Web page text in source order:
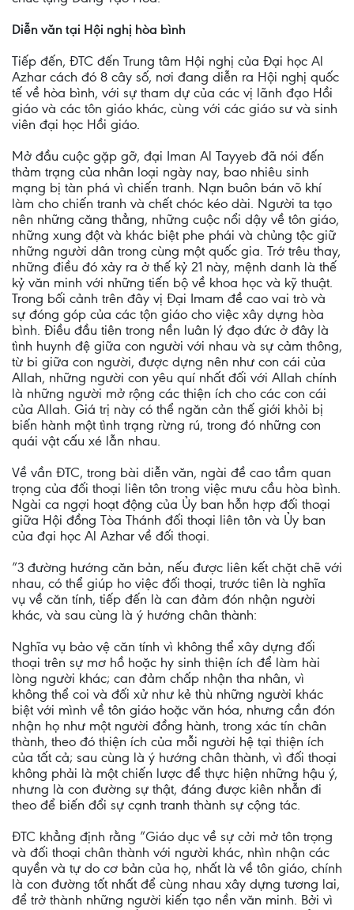
Diễn văn tại Hội nghị hòa bình
Tiếp đến, ĐTC đến Trung tâm Hội nghị của Đại học Al
Azhar cách đó 8 cây số, nơi đang diễn ra Hội nghị quốc
tế về hòa bình, với sự tham dự của các vị lãnh đạo Hồi
giáo và các tôn giáo khác, cùng với các giáo sư và sinh
viên đại học Hồi giáo.
Mở đầu cuộc gặp gỡ, đại Iman Al Tayyeb đã nói đến
thảm trạng của nhân loại ngày nay, bao nhiêu sinh
mạng bị tàn phá vì chiến tranh. Nạn buôn bán võ khí
làm cho chiến tranh và chết chóc kéo dài. Người ta tạo
nên những căng thẳng, những cuộc nổi dậy về tôn giáo,
những xung đột và khác biệt phe phái và chủng tộc giữ
những người dân trong cùng một quốc gia. Trớ trêu thay,
những điều đó xảy ra ở thế kỷ 21 này, mệnh danh là thế
kỷ văn minh với những tiến bộ về khoa học và kỹ thuật.
Trong bối cảnh trên đây vị Đại Imam đề cao vai trò và
sự đóng góp của các tộn giáo cho việc xây dựng hòa
bình. Điều đầu tiên trong nền luân lý đạo đức ở đây là
tình huynh đệ giữa con người với nhau và sự cảm thông,
từ bi giữa con người, được dựng nên như con cái của
Allah, những người con yêu quí nhất đối với Allah chính
là những người mở rộng các thiện ích cho các con cái
của Allah. Giá trị này có thể ngăn cản thế giới khỏi bị
biến hành một tình trạng rừng rú, trong đó những con
quái vật cấu xé lẫn nhau.
Về vần ĐTC, trong bài diễn văn, ngài đề cao tầm quan
trọng của đối thoại liên tôn trong việc mưu cầu hòa bình.
Ngài ca ngợi hoạt động của Ủy ban hỗn hợp đối thoại
giữa Hội đồng Tòa Thánh đối thoại liên tôn và Ủy ban
của đại học Al Azhar về đối thoại.
”3 đường hướng căn bản, nếu được liên kết chặt chẽ với
nhau, có thể giúp ho việc đối thoại, trước tiên là nghĩa
vụ về căn tính, tiếp đến là can đảm đón nhận người
khác, và sau cùng là ý hướng chân thành:
Nghĩa vụ bảo vệ căn tính vì không thể xây dựng đối
thoại trên sự mơ hồ hoặc hy sinh thiện ích để làm hài
lòng người khác; can đảm chấp nhận tha nhân, vì
không thể coi và đối xử như kẻ thù những người khác
biệt với mình về tôn giáo hoặc văn hóa, nhưng cần đón
nhận họ như một người đồng hành, trong xác tín chân
thành, theo đó thiện ích của mỗi người hệ tại thiện ích
của tất cả; sau cùng là ý hướng chân thành, vì đối thoại
không phải là một chiến lược để thực hiện những hậu ý,
nhưng là con đường sự thật, đáng được kiên nhẫn đi
theo để biến đổi sự cạnh tranh thành sự cộng tác.
ĐTC khẳng định rằng ”Giáo dục về sự cởi mở tôn trọng
và đối thoại chân thành với người khác, nhìn nhận các
quyền và tự do cơ bản của họ, nhất là về tôn giáo, chính
là con đường tốt nhất để cùng nhau xây dựng tương lai,
để trở thành những người kiến tạo nền văn minh. Bởi vì